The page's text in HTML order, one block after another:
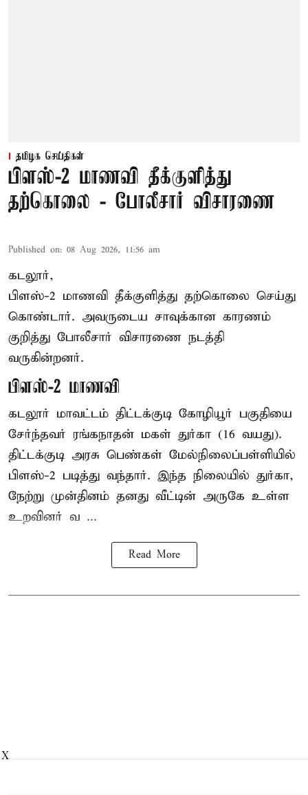
தமிழக செய்திகள்
பிளஸ்-2 மாணவி தீக்குளித்து
தற்கொலை - போலீசார் விசாரணை
Published on: 08 Aug 2026, 11:56 am
கடலூர்,
பிளஸ்-2 மாணவி தீக்குளித்து தற்கொலை செய்து
கொண்டார். அவருடைய சாவுக்கான காரணம்
குறித்து போலீசார் விசாரணை நடத்தி
வருகின்றனர்.
பிளஸ்-2 மாணவி
கடலூர் மாவட்டம் திட்டக்குடி கோழியூர் பகுதியை
சேர்ந்தவர் ரங்கநாதன் மகள் துர்கா (16 வயது).
திட்டக்குடி அரசு பெண்கள் மேல்நிலைப்பள்ளியில்
பிளஸ்-2 படித்து வந்தார். இந்த நிலையில் துர்கா,
நேற்று முன்தினம் தனது வீட்டின் அருகே உள்ள
உறவினர் வ ...
Read More
X